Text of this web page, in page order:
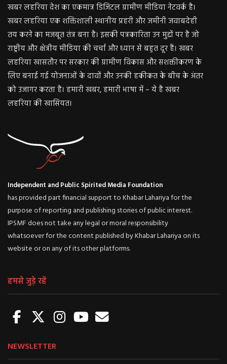
खबर लहरिया देश का एकमात्र डिजिटल ग्रामीण मीडिया नेटवर्क है।
खबर लहरिया एक शक्तिशाली स्थानीय प्रहरी और जमीनी जवाबदेही
तय करने का मजबूत तंत्र बना है। इसकी पत्रकारिता उन मुद्दों पर है जो
राष्ट्रीय और क्षेत्रीय मीडिया की चर्चा और ध्यान से बहुत दूर हैं। खबर
लहरिया खासतौर पर सरकार की ग्रामीण विकास और सशक्तीकरण के
लिए बनाई गई योजनाओं के दावों और उनकी हकीकत के बीच के अंतर
को उजागर करता है। हमारी खबर, हमारी भाषा में – ये है खबर
लहरिया की खासियत।
Independent and Public Spirited Media Foundation
has provided part financial support to Khabar Lahariya for the
purpose of reporting and publishing stories of public interest.
IPSMF does not take any legal or moral responsibility
whatsoever for the content published by Khabar Lahariya on its
website or on any of its other platforms.
हमसे जुड़े रहें
NEWSLETTER